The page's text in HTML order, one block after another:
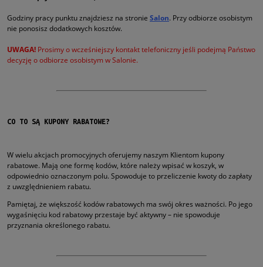
Godziny pracy punktu znajdziesz na stronie Salon. Przy odbiorze osobistym
nie ponosisz dodatkowych kosztów.
UWAGA! Prosimy o wcześniejszy kontakt telefoniczny jeśli podejmą Państwo
decyzję o odbiorze osobistym w Salonie.
CO TO SĄ KUPONY RABATOWE?
W wielu akcjach promocyjnych oferujemy naszym Klientom kupony
rabatowe. Mają one formę kodów, które należy wpisać w koszyk, w
odpowiednio oznaczonym polu. Spowoduje to przeliczenie kwoty do zapłaty
z uwzględnieniem rabatu.
Pamiętaj, że większość kodów rabatowych ma swój okres ważności. Po jego
wygaśnięciu kod rabatowy przestaje być aktywny – nie spowoduje
przyznania określonego rabatu.